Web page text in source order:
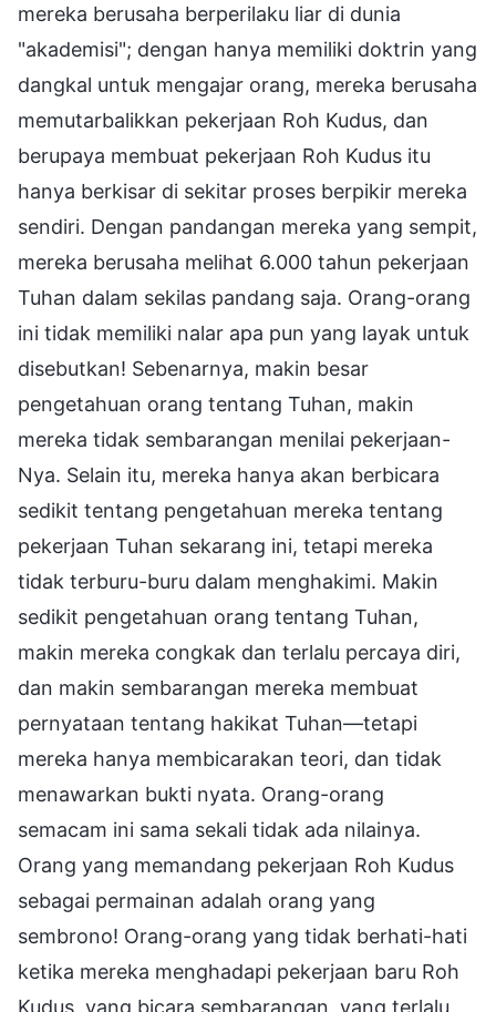
mereka berusaha berperilaku liar di dunia
"akademisi"; dengan hanya memiliki doktrin yang
dangkal untuk mengajar orang, mereka berusaha
memutarbalikkan pekerjaan Roh Kudus, dan
berupaya membuat pekerjaan Roh Kudus itu
hanya berkisar di sekitar proses berpikir mereka
sendiri. Dengan pandangan mereka yang sempit,
mereka berusaha melihat 6.000 tahun pekerjaan
Tuhan dalam sekilas pandang saja. Orang-orang
ini tidak memiliki nalar apa pun yang layak untuk
disebutkan! Sebenarnya, makin besar
pengetahuan orang tentang Tuhan, makin
mereka tidak sembarangan menilai pekerjaan-
Nya. Selain itu, mereka hanya akan berbicara
sedikit tentang pengetahuan mereka tentang
pekerjaan Tuhan sekarang ini, tetapi mereka
tidak terburu-buru dalam menghakimi. Makin
sedikit pengetahuan orang tentang Tuhan,
makin mereka congkak dan terlalu percaya diri,
dan makin sembarangan mereka membuat
pernyataan tentang hakikat Tuhan—tetapi
mereka hanya membicarakan teori, dan tidak
menawarkan bukti nyata. Orang-orang
semacam ini sama sekali tidak ada nilainya.
Orang yang memandang pekerjaan Roh Kudus
sebagai permainan adalah orang yang
sembrono! Orang-orang yang tidak berhati-hati
ketika mereka menghadapi pekerjaan baru Roh
Kudus, yang bicara sembarangan, yang terlalu